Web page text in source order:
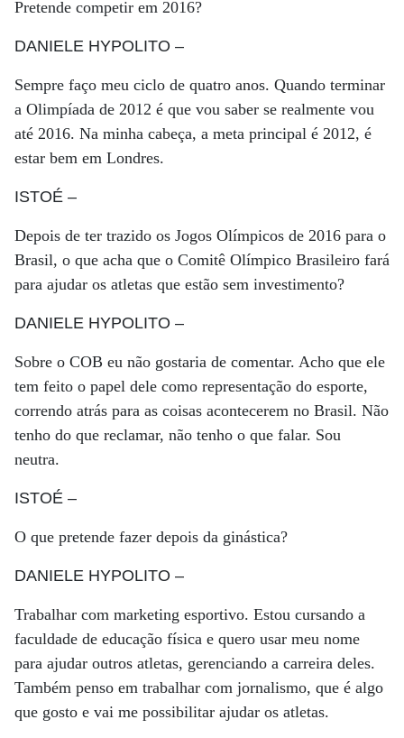
Pretende competir em 2016?
DANIELE HYPOLITO –
Sempre faço meu ciclo de quatro anos. Quando terminar
a Olimpíada de 2012 é que vou saber se realmente vou
até 2016. Na minha cabeça, a meta principal é 2012, é
estar bem em Londres.
ISTOÉ –
Depois de ter trazido os Jogos Olímpicos de 2016 para o
Brasil, o que acha que o Comitê Olímpico Brasileiro fará
para ajudar os atletas que estão sem investimento?
DANIELE HYPOLITO –
Sobre o COB eu não gostaria de comentar. Acho que ele
tem feito o papel dele como representação do esporte,
correndo atrás para as coisas acontecerem no Brasil. Não
tenho do que reclamar, não tenho o que falar. Sou
neutra.
ISTOÉ –
O que pretende fazer depois da ginástica?
DANIELE HYPOLITO –
Trabalhar com marketing esportivo. Estou cursando a
faculdade de educação física e quero usar meu nome
para ajudar outros atletas, gerenciando a carreira deles.
Também penso em trabalhar com jornalismo, que é algo
que gosto e vai me possibilitar ajudar os atletas.